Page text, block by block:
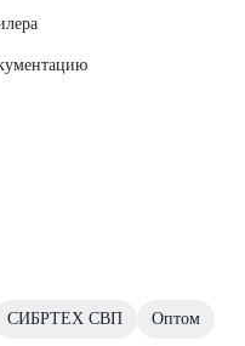
СИБРТЕХ СВП Оптом